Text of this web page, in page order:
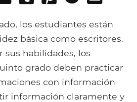
Google+Tumblr
Pocket
los estudiantes están
básica como escritores.
sus habilidades, los
grado deben practicar
con información
información claramente y